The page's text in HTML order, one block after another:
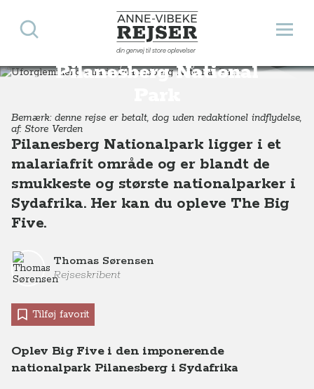
Anne-Vibeke Rejser
din genvej til store oplevelser
Åbn
Søg
Uforglemmelig safari i
Pilanesberg National
Destinationer Afrika Sydafrika Uforglemmelig safari i Pilanesberg National Park, Sydafrika
Bemærk: denne rejse er betalt, dog uden redaktionel indflydelse,
af: Store Verden
Pilanesberg Nationalpark ligger i et
malariafrit område og er blandt de
smukkeste og største nationalparker i
Sydafrika. Her kan du opleve The Big
Five.
Thomas Sørensen
Rejseskribent
Tilføj favorit
Oplev Big Five i den imponerende
nationalpark Pilanesberg i Sydafrika